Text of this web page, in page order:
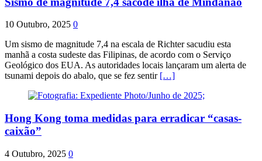
10 Outubro, 2025 0
Um sismo de magnitude 7,4 na escala de Richter sacudiu esta
manhã a costa sudeste das Filipinas, de acordo com o Serviço
Geológico dos EUA. As autoridades locais lançaram um alerta de
tsunami depois do abalo, que se fez sentir […]
Hong Kong toma medidas para erradicar “casas-
caixão”
4 Outubro, 2025 0